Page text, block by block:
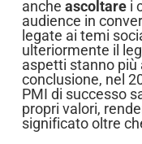
anche ascoltarei
audience in
legate ai temi
ulteriormente il
aspetti stanno più
conclusione, nel
PMI di successo
propri valori,
significato oltre